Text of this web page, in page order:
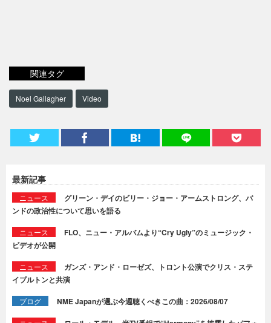
関連タグ
Noel Gallagher Video
最新記事
ニュース
グリーン・デイのビリー・ジョー・アームストロング、バ
ンドの政治性について思いを語る
ニュース
FLO、ニュー・アルバムより“Cry Ugly”のミュージック・
ビデオが公開
ニュース
ガンズ・アンド・ローゼズ、トロント公演でクリス・ステ
イプルトンと共演
ブログ NME Japanが選ぶ今週聴くべきこの曲：2026/08/07